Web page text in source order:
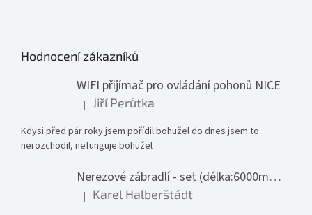
Hodnocení zákazníků
WIFI přijímač pro ovládání pohonů NICE
Hodnocení produktu je 1 z 5 hvězdiček.
| Jiří Perůtka
Kdysi před pár roky jsem pořídil bohužel do dnes jsem to
nerozchodil, nefunguje bohužel
Nerezové zábradlí - set (délka:6000mm x výška:1000mm)
Hodnocení produktu je 5 z 5 hvězdiček.
| Karel Halberštádt